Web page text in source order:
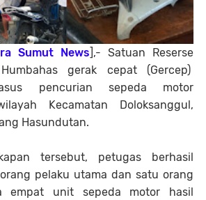
Sumut News ],- Satuan Reserse
gerak cepat (Gercep)
pencurian sepeda motor
Kecamatan Doloksanggul,
Hasundutan.
tersebut, petugas berhasil
pelaku utama dan satu orang
empat unit sepeda motor hasil